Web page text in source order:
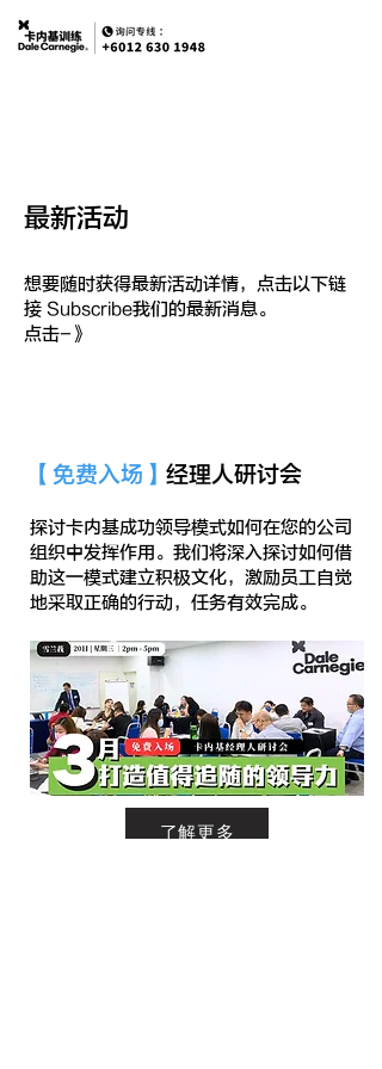
最新活动
想要随时获得最新活动详情，点击以下链
接 Subscribe我们的最新消息。
​点击-》
​【免费入场】 经理人研讨会
探讨卡内基成功领导模式如何在您的公司
组织中发挥作用。我们将深入探讨如何借
助这一模式建立积极文化，激励员工自觉
地采取正确的行动，任务有效完成。
了解更多